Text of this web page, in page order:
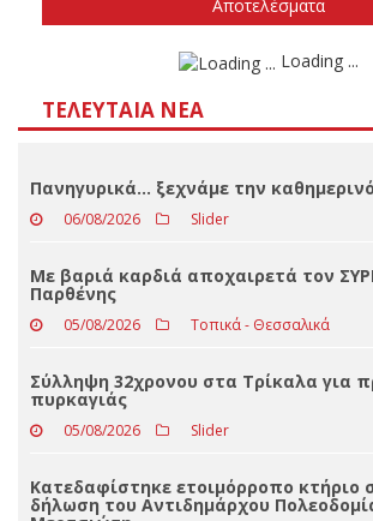
Δεν ξέρω/δεν
ΤΕΛΕΥΤΑΊΑ ΝΈΑ
Πανηγυρικά… ξεχνάμε την
06/08/2026 Slider
Με βαριά καρδιά αποχαιρετά τον
Παρθένης
05/08/2026 Τοπικά - Θεσσαλικά
Σύλληψη 32χρονου στα Τρίκαλα για
πυρκαγιάς